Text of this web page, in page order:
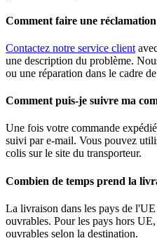
Comment faire une
Contactez notre service client
une description du problème.
ou une réparation dans le cadre
Comment puis-je suivre ma
Une fois votre commande
suivi par e-mail. Vous pouvez
colis sur le site du transporteur.
Combien de temps prend la
La livraison dans les pays de
ouvrables. Pour les pays hors
ouvrables selon la destination.